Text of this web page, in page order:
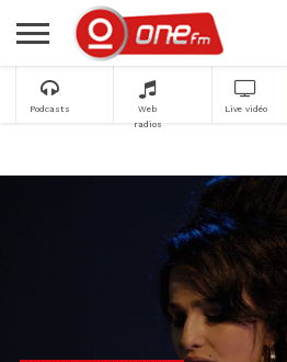
Podcasts
Web
radios
Live vidéo